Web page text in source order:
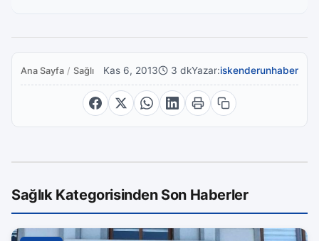
Ana Sayfa / Sağlık Kas 6, 2013 3 dkYazar:iskenderunhaber
Sağlık Kategorisinden Son Haberler